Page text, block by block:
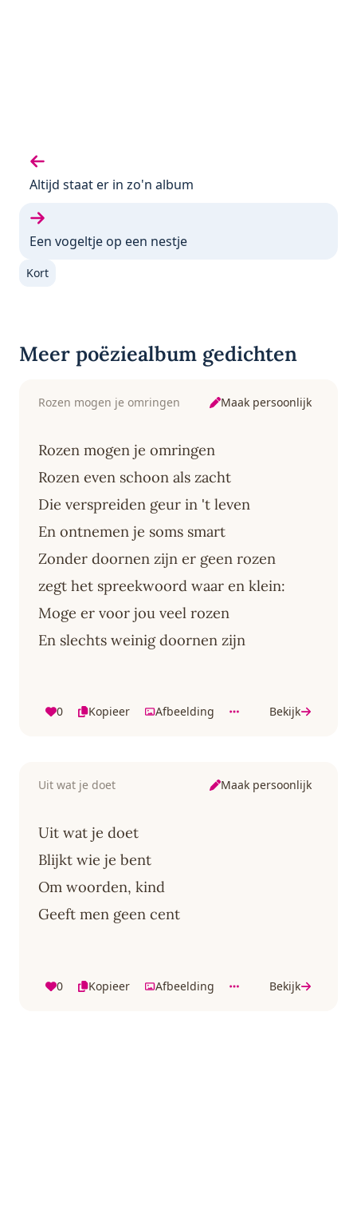
Vorige gedicht:
Altijd staat er in zo'n album
Volgende gedicht:
Een vogeltje op een nestje
Kort
Meer poëziealbum gedichten
Rozen mogen je omringen Maak persoonlijk
Rozen mogen je omringen
Rozen even schoon als zacht
Die verspreiden geur in 't leven
En ontnemen je soms smart
Zonder doornen zijn er geen rozen
zegt het spreekwoord waar en klein:
Moge er voor jou veel rozen
En slechts weinig doornen zijn
0 Kopieer Afbeelding Bekijk
Uit wat je doet Maak persoonlijk
Uit wat je doet
Blijkt wie je bent
Om woorden, kind
Geeft men geen cent
0 Kopieer Afbeelding Bekijk